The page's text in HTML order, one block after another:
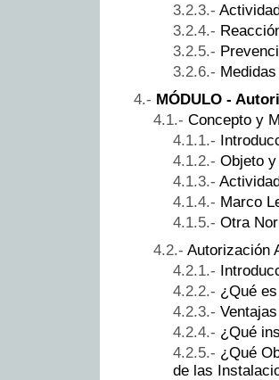
MÓDULO -
Concepto y
Objeto
Marco
Otra
Autorización
¿Qué
¿Qué
¿Qué
de las